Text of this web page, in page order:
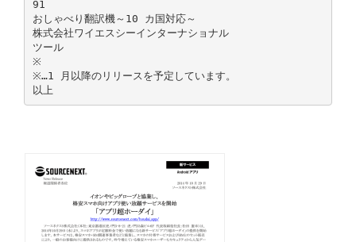
91
おしゃべり翻訳機～10 カ国対応～
株式会社ワイエスシーインターナショナル
ツール
※
※…1 月以降のリリースを予定しています。